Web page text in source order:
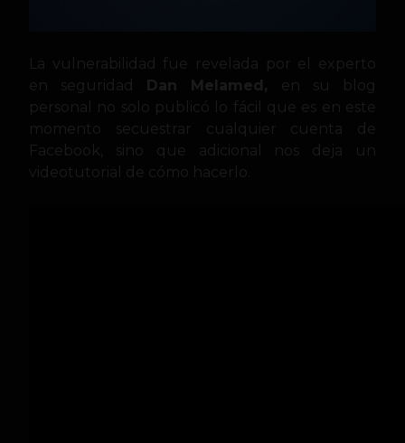
La vulnerabilidad fue revelada por el experto
en seguridad Dan Melamed, en su blog
personal no solo publicó lo fácil que es en este
momento secuestrar cualquier cuenta de
Facebook, sino que adicional nos deja un
videotutorial de cómo hacerlo.